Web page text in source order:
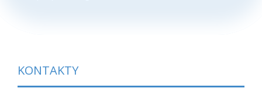
KONTAKTY